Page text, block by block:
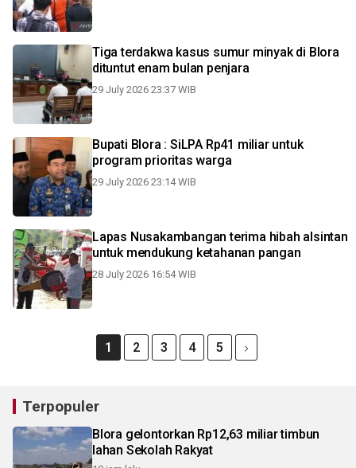
Tiga terdakwa kasus sumur minyak di Blora
dituntut enam bulan penjara
29 July 2026 23:37 WIB
Bupati Blora : SiLPA Rp41 miliar untuk
program prioritas warga
29 July 2026 23:14 WIB
Lapas Nusakambangan terima hibah alsintan
untuk mendukung ketahanan pangan
28 July 2026 16:54 WIB
1 2 3 4 5
Terpopuler
Blora gelontorkan Rp12,63 miliar timbun
lahan Sekolah Rakyat